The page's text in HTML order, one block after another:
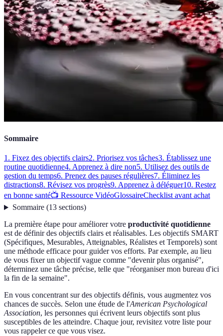
Sommaire
1. Fixez des objectifs clairs2. Priorisez vos tâches3. Établissez une
routine quotidienne4. Apprenez à dire non5. Utilisez des outils de
gestion du temps6. Prenez des pauses régulières7. Éliminez les
distractions8. Révisez vos progrès9. Apprenez à déléguer10. Restez
en bonne santé📺 Ressource VidéoGlossaireChecklist avant achat
Sommaire(13 sections)
La première étape pour améliorer votre productivité quotidienne
est de définir des objectifs clairs et réalisables. Les objectifs SMART
(Spécifiques, Mesurables, Atteignables, Réalistes et Temporels) sont
une méthode efficace pour guider vos efforts. Par exemple, au lieu
de vous fixer un objectif vague comme "devenir plus organisé",
déterminez une tâche précise, telle que "réorganiser mon bureau d'ici
la fin de la semaine".
En vous concentrant sur des objectifs définis, vous augmentez vos
chances de succès. Selon une étude de l'American Psychological
Association, les personnes qui écrivent leurs objectifs sont plus
susceptibles de les atteindre. Chaque jour, revisitez votre liste pour
vous rappeler ce que vous visez.